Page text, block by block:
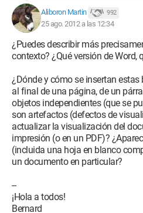
Aliboron Martin 992
25 ago. 2012 a las 12:34
¿Puedes describir más
contexto? ¿Qué versión de Word,
¿Dónde y cómo se insertan estas
al final de una página, de un
objetos independientes (que se
son artefactos (defectos de
actualizar la visualización del
impresión (o en un PDF)?
(incluida una hoja en blanco
un documento en particular?
--
¡Hola a todos!
Bernard